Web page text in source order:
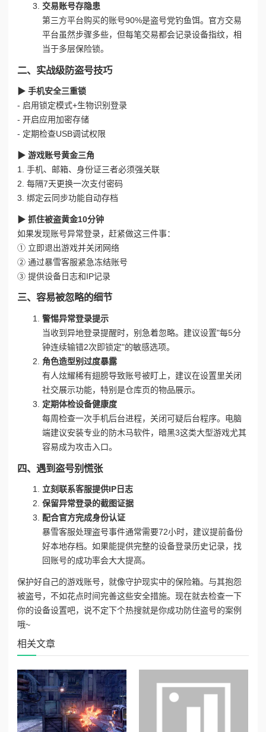
交易账号存隐患
第三方平台购买的账号90%是盗号党钓鱼饵。官方交易
平台虽然步骤多些，但每笔交易都会记录设备指纹，相
当于多层保险锁。
二、实战级防盗号技巧
▶ 手机安全三重锁
- 启用锁定模式+生物识别登录
- 开启应用加密存储
- 定期检查USB调试权限
▶ 游戏账号黄金三角
1. 手机、邮箱、身份证三者必须强关联
2. 每隔7天更换一次支付密码
3. 绑定云同步功能自动存档
▶ 抓住被盗黄金10分钟
如果发现账号异常登录，赶紧做这三件事：
① 立即退出游戏并关闭网络
② 通过暴雪客服紧急冻结账号
③ 提供设备日志和IP记录
三、容易被忽略的细节
警惕异常登录提示
当收到异地登录提醒时，别急着忽略。建议设置"每5分
钟连续输错2次即锁定"的敏感选项。
角色造型别过度暴露
有人炫耀稀有翅膀导致账号被盯上，建议在设置里关闭
社交展示功能，特别是仓库页的物品展示。
定期体检设备健康度
每周检查一次手机后台进程，关闭可疑后台程序。电脑
端建议安装专业的防木马软件，暗黑3这类大型游戏尤其
容易成为攻击入口。
四、遇到盗号别慌张
立刻联系客服提供IP日志
保留异常登录的截图证据
配合官方完成身份认证
暴雪客服处理盗号事件通常需要72小时，建议提前备份
好本地存档。如果能提供完整的设备登录历史记录，找
回账号的成功率会大大提高。
保护好自己的游戏账号，就像守护现实中的保险箱。与其抱怨
被盗号，不如花点时间完善这些安全措施。现在就去检查一下
你的设备设置吧，说不定下个热搜就是你成功防住盗号的案例
哦~
相关文章